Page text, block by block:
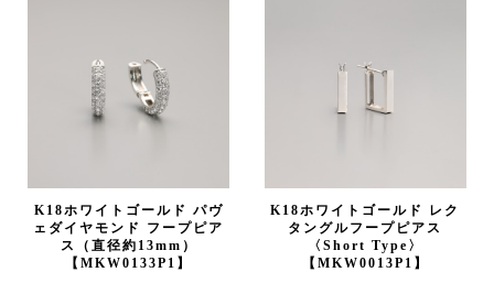
K18ホワイトゴールド パヴ
ェダイヤモンド フープピア
ス（直径約13mm）
【MKW0133P1】
K18ホワイトゴールド レク
タングルフープピアス
〈Short Type〉
【MKW0013P1】